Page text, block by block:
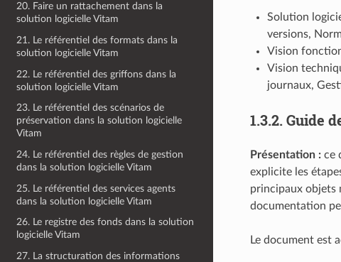
20. Faire un rattachement dans la
solution logicielle Vitam
21. Le référentiel des formats dans la
solution logicielle Vitam
22. Le référentiel des griffons dans la
solution logicielle Vitam
23. Le référentiel des scénarios de
préservation dans la solution logicielle
Vitam
24. Le référentiel des règles de gestion
dans la solution logicielle Vitam
25. Le référentiel des services agents
dans la solution logicielle Vitam
26. Le registre des fonds dans la solution
logicielle Vitam
27. La structuration des informations
Solution
versions,
Vision
Vision
journaux,
1.3.2. Guide
Présentation :ce
explicite les
principaux objets
documentation
Le document est